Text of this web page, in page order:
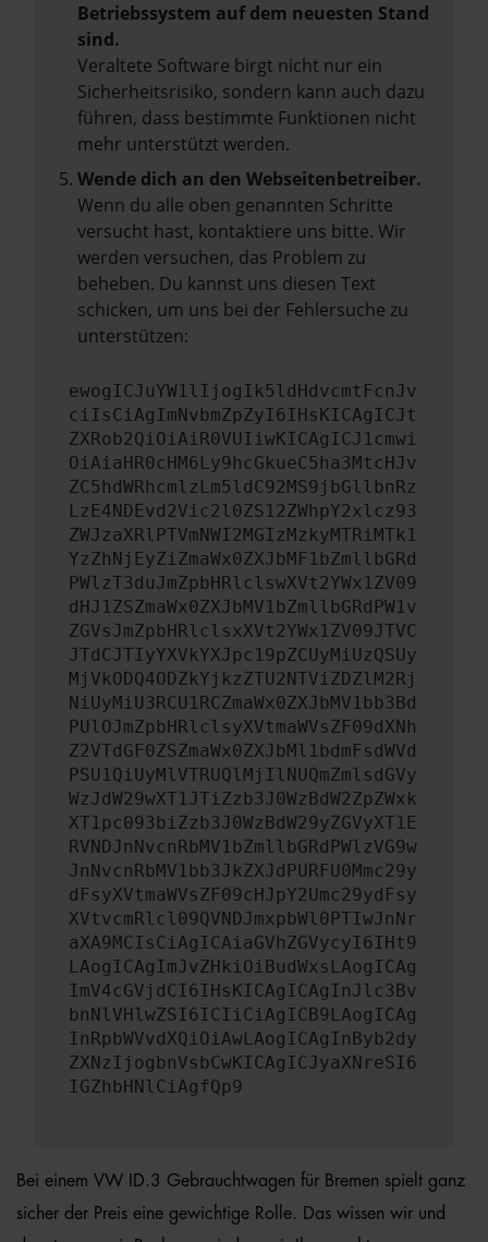
Betriebssystem auf dem neuesten Stand
sind.
Veraltete Software birgt nicht nur ein
Sicherheitsrisiko, sondern kann auch dazu
führen, dass bestimmte Funktionen nicht
mehr unterstützt werden.
Wende dich an den Webseitenbetreiber.
Wenn du alle oben genannten Schritte
versucht hast, kontaktiere uns bitte. Wir
werden versuchen, das Problem zu
beheben. Du kannst uns diesen Text
schicken, um uns bei der Fehlersuche zu
unterstützen:
ewogICJuYW1lIjogIk5ldHdvcmtFcnJv
ciIsCiAgImNvbmZpZyI6IHsKICAgICJt
ZXRob2QiOiAiR0VUIiwKICAgICJ1cmwi
OiAiaHR0cHM6Ly9hcGkueC5ha3MtcHJv
ZC5hdWRhcmlzLm5ldC92MS9jbGllbnRz
LzE4NDEvd2Vic2l0ZS12ZWhpY2xlcz93
ZWJzaXRlPTVmNWI2MGIzMzkyMTRiMTk1
YzZhNjEyZiZmaWx0ZXJbMF1bZmllbGRd
PWlzT3duJmZpbHRlclswXVt2YWx1ZV09
dHJ1ZSZmaWx0ZXJbMV1bZmllbGRdPW1v
ZGVsJmZpbHRlclsxXVt2YWx1ZV09JTVC
JTdCJTIyYXVkYXJpc19pZCUyMiUzQSUy
MjVkODQ4ODZkYjkzZTU2NTViZDZlM2Rj
NiUyMiU3RCU1RCZmaWx0ZXJbMV1bb3Bd
PUlOJmZpbHRlclsyXVtmaWVsZF09dXNh
Z2VTdGF0ZSZmaWx0ZXJbMl1bdmFsdWVd
PSU1QiUyMlVTRUQlMjIlNUQmZmlsdGVy
WzJdW29wXT1JTiZzb3J0WzBdW2ZpZWxk
XT1pc093biZzb3J0WzBdW29yZGVyXT1E
RVNDJnNvcnRbMV1bZmllbGRdPWlzVG9w
JnNvcnRbMV1bb3JkZXJdPURFU0Mmc29y
dFsyXVtmaWVsZF09cHJpY2Umc29ydFsy
XVtvcmRlcl09QVNDJmxpbWl0PTIwJnNr
aXA9MCIsCiAgICAiaGVhZGVycyI6IHt9
LAogICAgImJvZHkiOiBudWxsLAogICAg
ImV4cGVjdCI6IHsKICAgICAgInJlc3Bv
bnNlVHlwZSI6ICIiCiAgICB9LAogICAg
InRpbWVvdXQiOiAwLAogICAgInByb2dy
ZXNzIjogbnVsbCwKICAgICJyaXNreSI6
IGZhbHNlCiAgfQp9
Bei einem VW ID.3 Gebrauchtwagen für Bremen spielt ganz
sicher der Preis eine gewichtige Rolle. Das wissen wir und